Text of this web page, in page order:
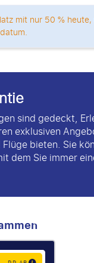
mit nur 50 %
sind gedeckt,
exklusiven
bieten. Sie
dem Sie immer